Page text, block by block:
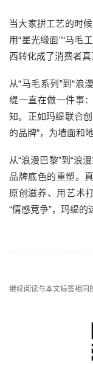
当大家拼工艺的时候
用“星光缎面”“马毛
西转化成了消费者真
从“马毛系列”到“浪
缇一直在做一件事
知。正如玛缇联合
的品牌”，为墙面和
从“浪漫巴黎”到“浪
品牌底色的重塑。
原创滋养、用艺术
“情感竞争”，玛缇的
继续阅读与本文标签相同